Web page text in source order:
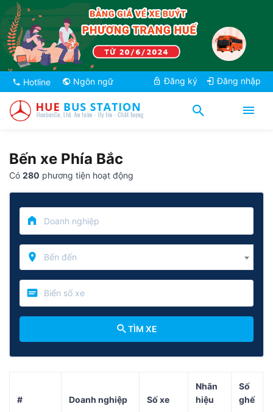
Hotline Ngôn ngữ Đăng ký Đăng nhập
Bến xe Phía Bắc
Có 280 phương tiện hoạt động
Bến đến
TÌM XE
# Doanh nghiệp Số xe
Nhãn
hiệu
Số
ghế